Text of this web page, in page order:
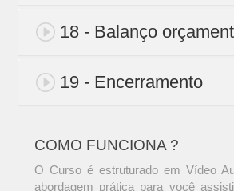
18 - Balanço
19 - Encerramento
COMO FUNCIONA ?
O Curso é estruturado em Vídeo
abordagem prática para você